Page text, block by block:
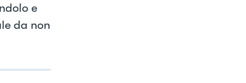
e
da non